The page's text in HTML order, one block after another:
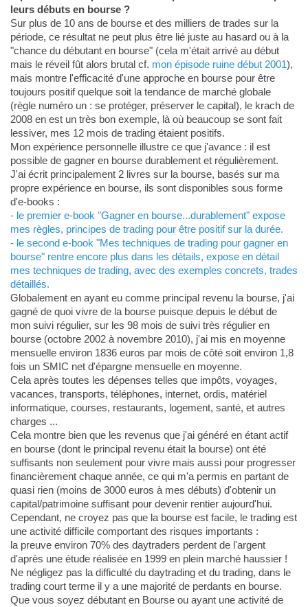
leurs débuts en bourse ?
Sur plus de 10 ans de bourse et des milliers de trades sur la
période, ce résultat ne peut plus être lié juste au hasard ou à la
"chance du débutant en bourse" (cela m'était arrivé au début
mais le réveil fût alors brutal cf. mon épisode ruine début 2001),
mais montre l'efficacité d'une approche en bourse pour être
toujours positif quelque soit la tendance de marché globale
(règle numéro un : se protéger, préserver le capital), le krach de
2008 en est un très bon exemple, là où beaucoup se sont fait
lessiver, mes 12 mois de trading étaient positifs.
Mon expérience personnelle illustre ce que j'avance : il est
possible de gagner en bourse durablement et régulièrement.
J'ai écrit principalement 2 livres sur la bourse, basés sur ma
propre expérience en bourse, ils sont disponibles sous forme
d'e-books :
- le premier e-book "Gagner en bourse...durablement" expose
mes règles, principes de trading pour être positif sur la durée.
- le second e-book "Mes techniques de trading pour gagner en
bourse" rentre encore plus dans les détails, expose en détail
mes techniques de trading, avec des exemples concrets, trades
détaillés.
Globalement en ayant eu comme principal revenu la bourse, j'ai
gagné de quoi vivre de la bourse puisque depuis le début de
mon suivi régulier, sur les 98 mois de suivi très régulier en
bourse (octobre 2002 à novembre 2010), j'ai mis en moyenne
mensuelle environ 1836 euros par mois de côté soit environ 1,8
fois un SMIC net d'épargne mensuelle en moyenne.
Cela après toutes les dépenses telles que impôts, voyages,
vacances, transports, téléphones, internet, ordis, matériel
informatique, courses, restaurants, logement, santé, et autres
charges ...
Cela montre bien que les revenus que j'ai généré en étant actif
en bourse (dont le principal revenu était la bourse) ont été
suffisants non seulement pour vivre mais aussi pour progresser
financièrement chaque année, ce qui m'a permis en partant de
quasi rien (moins de 3000 euros à mes débuts) d'obtenir un
capital/patrimoine suffisant pour devenir rentier aujourd'hui.
Cependant, ne croyez pas que la bourse est facile, le trading est
une activité difficile comportant des risques importants :
la preuve environ 70% des daytraders perdent de l'argent
d'après une étude réalisée en 1999 en plein marché haussier !
Ne négligez pas la difficulté du daytrading et du trading, dans le
trading court terme il y a une majorité de perdants en bourse.
Que vous soyez débutant en Bourse ou ayant une activité de